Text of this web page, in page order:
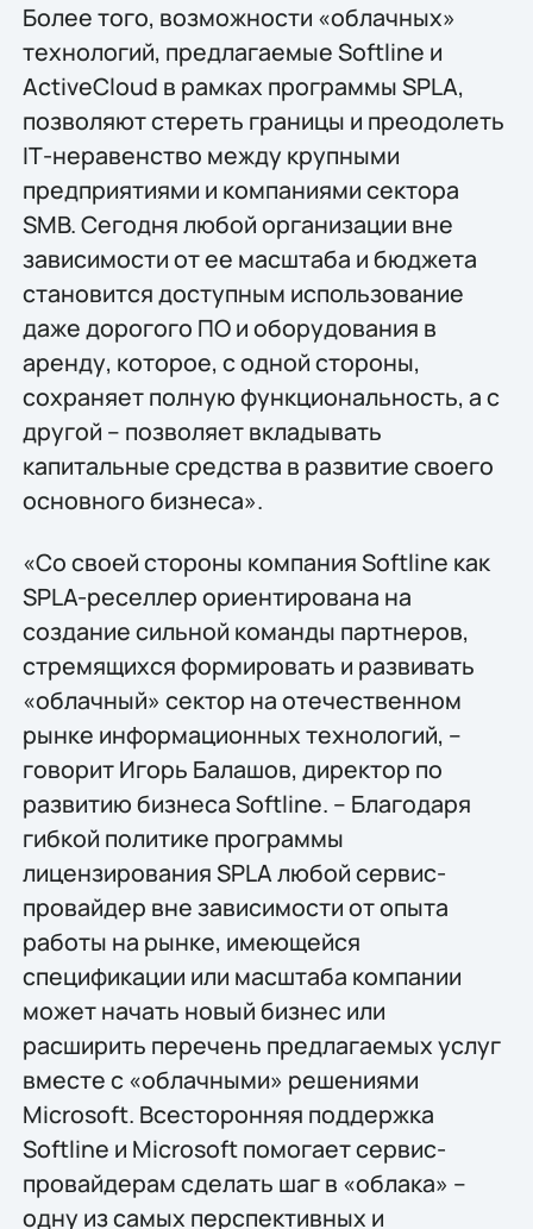
Более того, возможности «облачных»
технологий, предлагаемые Softline и
АctiveCloud в рамках программы SPLA,
позволяют стереть границы и преодолеть
IТ-неравенство между крупными
предприятиями и компаниями сектора
SMB. Сегодня любой организации вне
зависимости от ее масштаба и бюджета
становится доступным использование
даже дорогого ПО и оборудования в
аренду, которое, с одной стороны,
сохраняет полную функциональность, а с
другой – позволяет вкладывать
капитальные средства в развитие своего
основного бизнеса».
«Со своей стороны компания Softline как
SPLA-реселлер ориентирована на
создание сильной команды партнеров,
стремящихся формировать и развивать
«облачный» сектор на отечественном
рынке информационных технологий, –
говорит Игорь Балашов, директор по
развитию бизнеса Softline. – Благодаря
гибкой политике программы
лицензирования SPLA любой сервис-
провайдер вне зависимости от опыта
работы на рынке, имеющейся
спецификации или масштаба компании
может начать новый бизнес или
расширить перечень предлагаемых услуг
вместе с «облачными» решениями
Microsoft. Всесторонняя поддержка
Softline и Microsoft помогает сервис-
провайдерам сделать шаг в «облака» –
одну из самых перспективных и